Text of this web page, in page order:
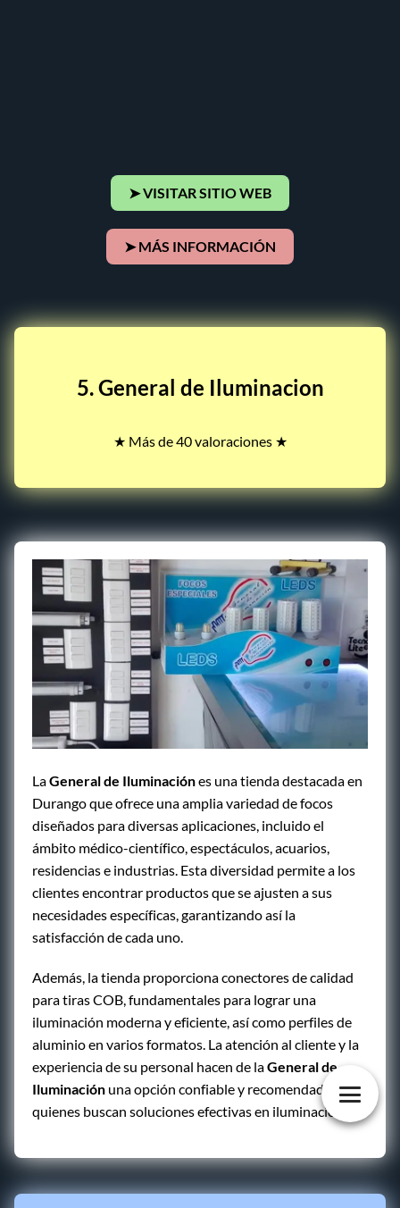
➤ VISITAR SITIO WEB
➤ MÁS INFORMACIÓN
5. General de Iluminacion
★ Más de 40 valoraciones ★
LaGeneral de Iluminaciónes una tienda destacada en
Durango que ofrece una amplia variedad de focos
diseñados para diversas aplicaciones, incluido el
ámbito médico-científico, espectáculos, acuarios,
residencias e industrias. Esta diversidad permite a los
clientes encontrar productos que se ajusten a sus
necesidades específicas, garantizando así la
satisfacción de cada uno.
Además, la tienda proporciona conectores de calidad
para tiras COB, fundamentales para lograr una
iluminación moderna y eficiente, así como perfiles de
aluminio en varios formatos. La atención al cliente y la
experiencia de su personal hacen de laGeneral de
Iluminación una opción confiable y recomendada por
quienes buscan soluciones efectivas en iluminación.